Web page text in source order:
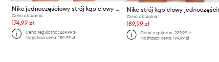
Nike jednoczęściowy strój kąpielowy Logo Tape
Cena aktualna:
174,99 zł
Cena regularna:269,99 zł
Najniższa cena:184,99 zł
Cena aktualna:
189,99 zł
Cena regularna: 229,99 zł
Najniższa cena: 199,99 zł